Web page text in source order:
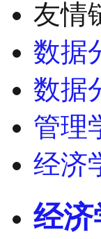
友情
数据
数据
管理
经济
经济